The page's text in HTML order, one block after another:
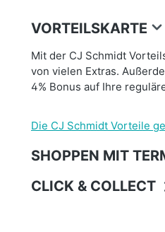
VORTEILSKARTE
Mit der CJ Schmidt
von vielen Extras.
4% Bonus auf Ihre
Die CJ Schmidt Vorteile
SHOPPEN MIT
CLICK & COLLECT